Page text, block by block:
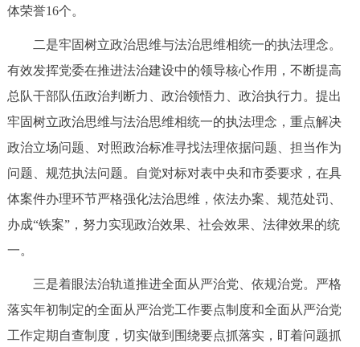
한국어
ESPAÑOL العربية PORTUGUÊS
ITALIANO
体荣誉16个。
二是牢固树立政治思维与法治思维相统一的执法理念。
有效发挥党委在推进法治建设中的领导核心作用，不断提高
总队干部队伍政治判断力、政治领悟力、政治执行力。提出
牢固树立政治思维与法治思维相统一的执法理念，重点解决
政治立场问题、对照政治标准寻找法理依据问题、担当作为
问题、规范执法问题。自觉对标对表中央和市委要求，在具
体案件办理环节严格强化法治思维，依法办案、规范处罚、
办成“铁案”，努力实现政治效果、社会效果、法律效果的统
一。
三是着眼法治轨道推进全面从严治党、依规治党。严格
落实年初制定的全面从严治党工作要点制度和全面从严治党
工作定期自查制度，切实做到围绕要点抓落实，盯着问题抓